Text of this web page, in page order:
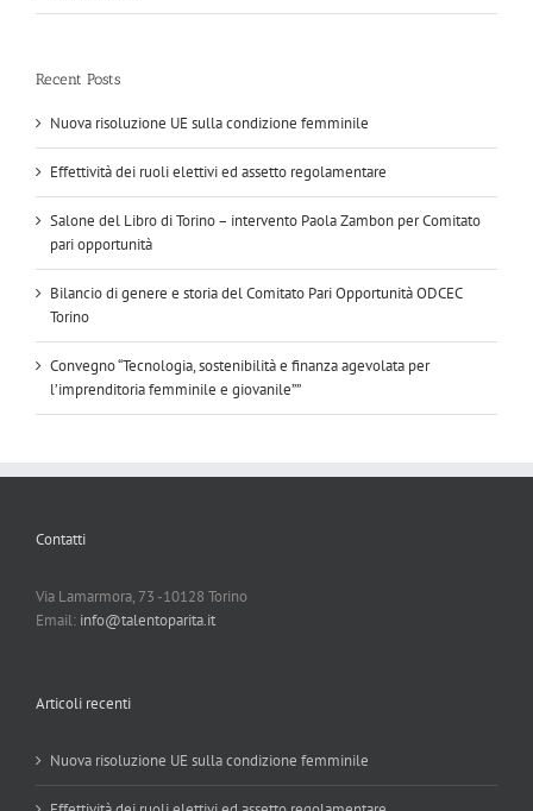
Recent Posts
Nuova risoluzione UE sulla condizione femminile
Effettività dei ruoli elettivi ed assetto regolamentare
Salone del Libro di Torino – intervento Paola Zambon per Comitato
pari opportunità
Bilancio di genere e storia del Comitato Pari Opportunità ODCEC
Torino
Convegno “Tecnologia, sostenibilità e finanza agevolata per
l’imprenditoria femminile e giovanile””
Contatti
Via Lamarmora, 73 -10128 Torino
Email: info@talentoparita.it
Articoli recenti
Nuova risoluzione UE sulla condizione femminile